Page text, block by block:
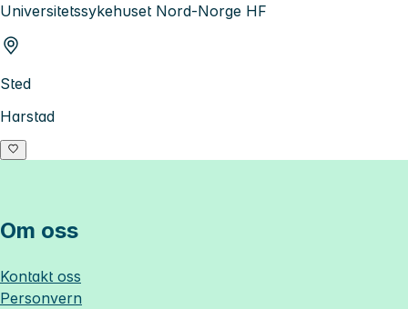
Universitetssykehuset Nord-Norge HF
Sted
Harstad
Om oss
Kontakt oss
Personvern